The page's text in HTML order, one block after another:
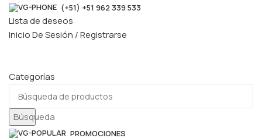
(+51) +51 962 339 533
Lista de deseos
Inicio De Sesión / Registrarse
Categorías
Búsqueda
PROMOCIONES